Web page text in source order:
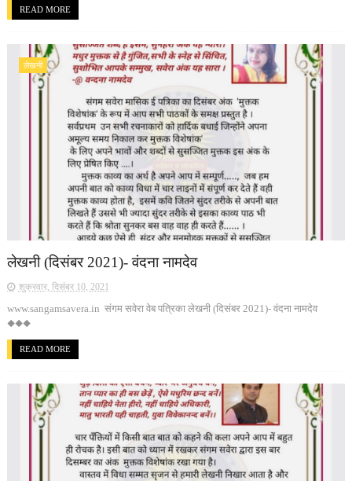
READ MORE
लेखनी
लेखनी (दिसंबर 2021)- वंदना नामदेव
शुक्रवार, दिसंबर 10, 2021
www.sangamsavera.in संगम सवेरा वेब पत्रिका लेखनी (दिसंबर 2021)- वंदना नामदेव
◆◆◆
READ MORE